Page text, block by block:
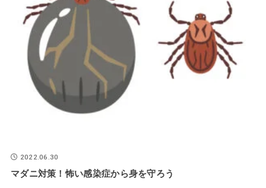
2022.06.30
マダニ対策！怖い感染症から身を守ろう